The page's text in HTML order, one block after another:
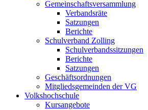
Gemeinschaftsversammlung
Verbandsräte
Satzungen
Berichte
Schulverband Zolling
Schulverbandssitzungen
Berichte
Satzungen
Geschäftsordnungen
Mitgliedsgemeinden der VG
Volkshochschule
Kursangebote